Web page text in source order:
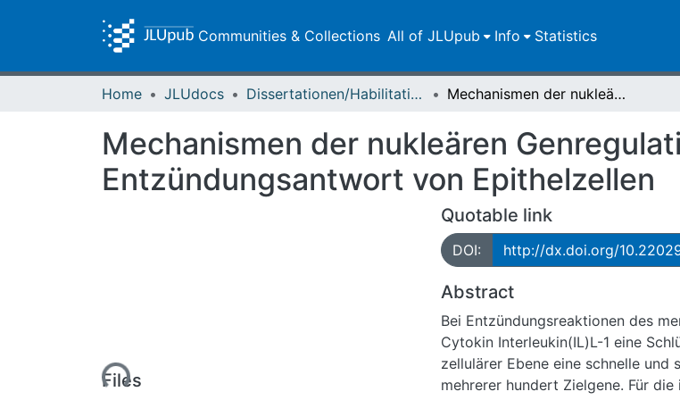
Communities & Collections All of JLUpub Info Statistics
Home JLUdocs Dissertationen/Habilitationen Mechanismen der nukleären Genregulation in der Entzündungsantwort von Epithelzellen
Mechanismen der nukleären
Entzündungsantwort von Epithelzellen
Loading...
Files
Quotable link
DOI: http://dx.doi.org/
Abstract
Bei Entzündungsreaktionen des
Cytokin Interleukin(IL)L-1 eine
zellulärer Ebene eine schnelle und
mehrerer hundert Zielgene. Für